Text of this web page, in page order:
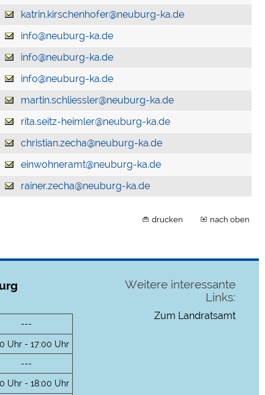
katrin.kirschenhofer@neuburg-ka.de
info@neuburg-ka.de
info@neuburg-ka.de
info@neuburg-ka.de
martin.schliessler@neuburg-ka.de
rita.seitz-heimler@neuburg-ka.de
christian.zecha@neuburg-ka.de
einwohneramt@neuburg-ka.de
rainer.zecha@neuburg-ka.de
drucken nach oben
---
Uhr - 17:00 Uhr
---
Uhr - 18:00 Uhr
Weitere interessante
Links:
Zum Landratsamt